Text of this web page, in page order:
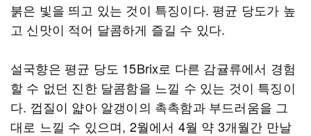
붉은 빛을 띄고 있는 것이 특징이다. 평균 당도가 높
고 신맛이 적어 달콤하게 즐길 수 있다.
설국향은 평균 당도 15Brix로 다른 감귤류에서 경험
할 수 없던 진한 달콤함을 느낄 수 있는 것이 특징이
다. 껍질이 얇아 알갱이의 촉촉함과 부드러움을 그
대로 느낄 수 있으며, 2월에서 4월 약 3개월간 만날